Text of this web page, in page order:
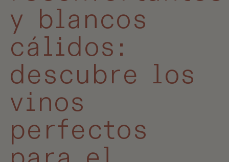
y blancos
cálidos:
descubre los
vinos
perfectos
para el